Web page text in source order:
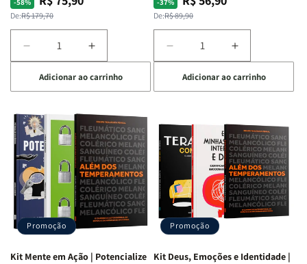
normal
De:R$ 179,70
promocional
Diminuir
a
quantidade
de
Raizes
da
Alma
|
O
Vício
Agradar
a
Todos
Aumentar
a
quantidade
de
Raizes
da
Alma
|
O
Vício
de
Agradar
Todos
Adicionar ao carrinho
normal
De:R$ 89,90
promocional
Diminuir
a
quantidade
de
Quarto
de
Guerra
Livro
+
Devocional
Aumentar
a
quantidade
de
Quarto
de
Guerra
|
Livro
+
Devocional
Adicionar ao carrinho
Promoção
Kit Mente em Ação | Potencialize
Promoção
Kit Deus, Emoções e Identidade |